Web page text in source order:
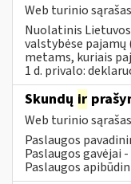
Web turinio sąrašas
Nuolatinis
valstybėse pajamų
metams, kuriais
1 d. privalo:
Skundų ir
Web turinio sąrašas
Paslaugos
Paslaugos gavėjai
Paslaugos